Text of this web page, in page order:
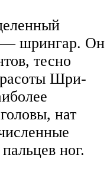
— шрингар. Он
тесно
Шри-
нат
ног.